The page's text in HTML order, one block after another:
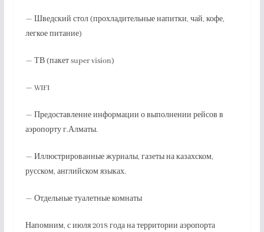
— Шведский стол (прохладительные напитки, чай, кофе,
легкое питание)
— ТВ (пакет super vision)
— WIFI
— Предоставление информации о выполнении рейсов в
аэропорту г.Алматы.
— Иллюстрированные журналы, газеты на казахском,
русском, английском языках.
— Отдельные туалетные комнаты
Напомним, с июля 2018 года на территории аэропорта